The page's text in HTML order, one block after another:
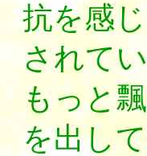
抗を感
されて
もっと
を出し